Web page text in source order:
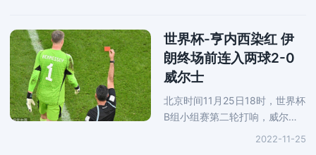
打进一球，伊朗队全面受压制全
场半
世界杯-亨内西染红 伊
朗终场前连入两球2-0
威尔士
北京时间11月25日18时，世界杯
B组小组赛第二轮打响，威尔士
对阵伊朗，第15分钟，戈利扎代
2022-11-25